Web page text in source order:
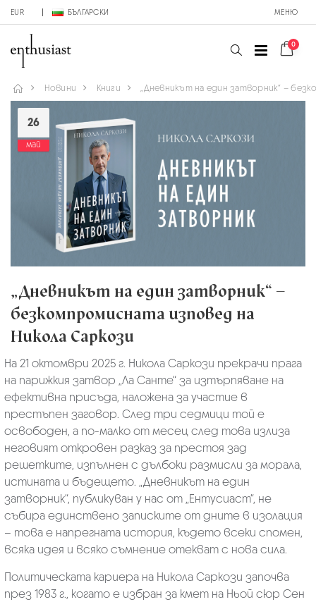
EUR БЪЛГАРСКИ МЕНЮ
0
Новини Книги „Дневникът на един затворник“ –
26
май
„Дневникът на един затворник“ –
безкомпромисната изповед на
Никола Саркози
На 21 октомври 2025 г. Никола Саркози прекрачи прага
на парижкия затвор „Ла Санте“ за изтърпяване на
ефективна присъда, наложена за участие в
престъпен заговор. След три седмици той е
освободен, а по-малко от месец след това излиза
неговият откровен разказ за престоя зад
решетките, изпълнен с дълбоки размисли за морала,
истината и бъдещето. „Дневникът на един
затворник“, публикуван у нас от „Ентусиаст“, не
събира единствено записките от дните в изолация
– това е напрегната история, където всеки спомен,
всяка идея и всяко съмнение отекват с нова сила.
Политическата кариера на Никола Саркози започва
през 1983 г., когато е избран за кмет на Ньой сюр Сен